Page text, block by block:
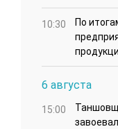
10:30
По
6 августа
15:00